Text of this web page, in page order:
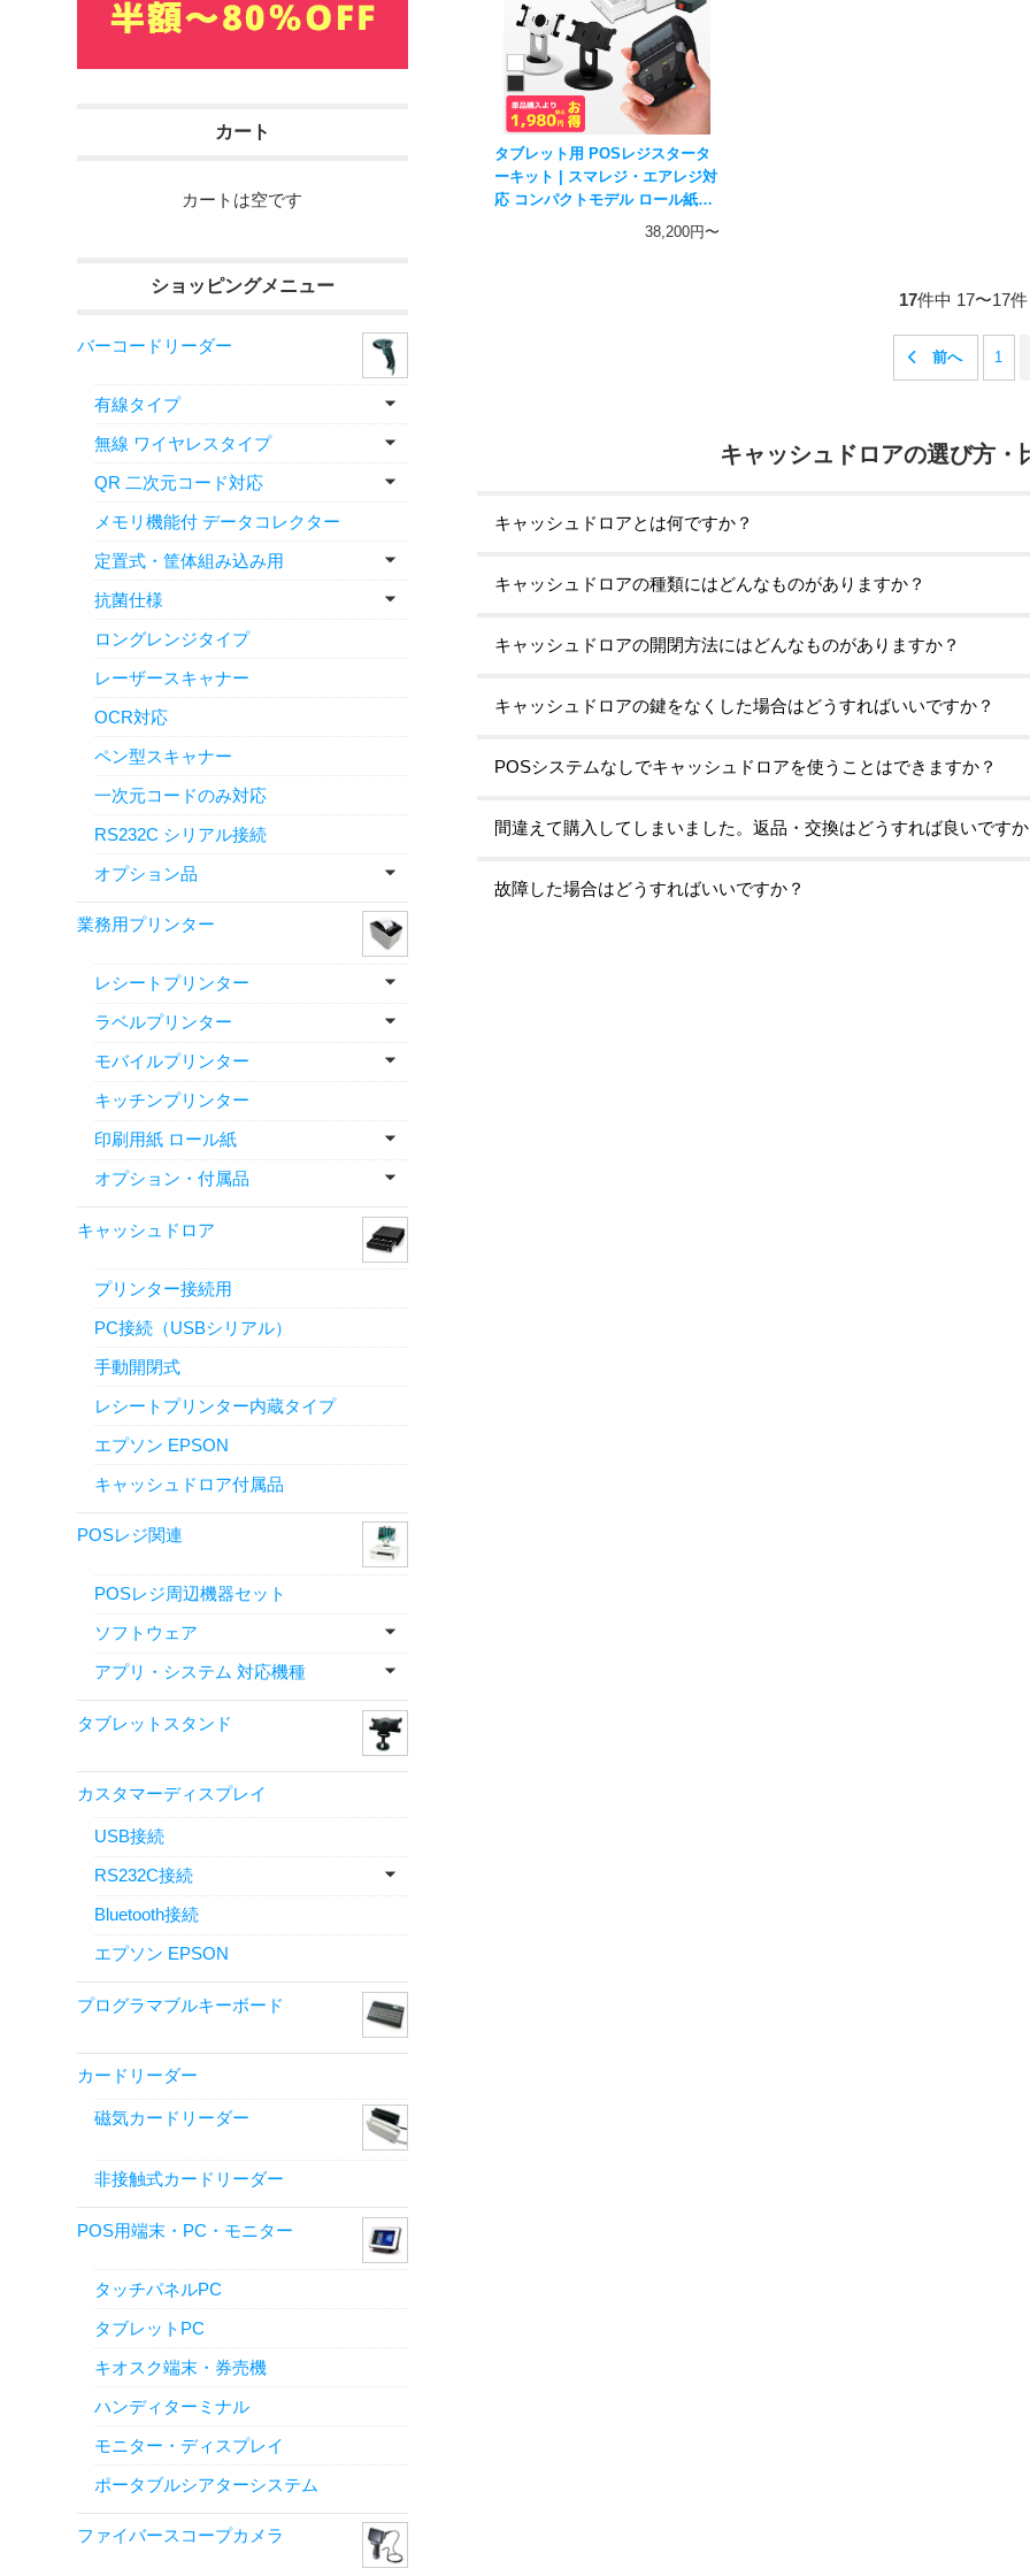
タブレット用 POSレジスタータ
ーキット | スマレジ・エアレジ対
応 コンパクトモデル ロール紙6
巻付 | MP-B20 E-A4 DKD-SW
38,200円〜
17件中 17〜17
1
キャッシュドロアの選び方・
キャッシュドロアとは何ですか？
キャッシュドロアの種類にはどんなものがありますか？
キャッシュドロアの開閉方法にはどんなものがありますか？
キャッシュドロアの鍵をなくした場合はどうすればいいですか？
POSシステムなしでキャッシュドロアを使うことはできますか？
間違えて購入してしまいました。返品・交換はどうすれば良いです
故障した場合はどうすればいいですか？
カート
カートは空です
ショッピングメニュー
バーコードリーダー
有線タイプ
無線 ワイヤレスタイプ
QR 二次元コード対応
メモリ機能付 データコレクター
定置式・筐体組み込み用
抗菌仕様
ロングレンジタイプ
レーザースキャナー
OCR対応
ペン型スキャナー
一次元コードのみ対応
RS232C シリアル接続
オプション品
業務用プリンター
レシートプリンター
ラベルプリンター
モバイルプリンター
キッチンプリンター
印刷用紙 ロール紙
オプション・付属品
キャッシュドロア
プリンター接続用
PC接続（USBシリアル）
手動開閉式
レシートプリンター内蔵タイプ
エプソン EPSON
キャッシュドロア付属品
POSレジ関連
POSレジ周辺機器セット
ソフトウェア
アプリ・システム 対応機種
タブレットスタンド
カスタマーディスプレイ
USB接続
RS232C接続
Bluetooth接続
エプソン EPSON
プログラマブルキーボード
カードリーダー
磁気カードリーダー
非接触式カードリーダー
POS用端末・PC・モニター
タッチパネルPC
タブレットPC
キオスク端末・券売機
ハンディターミナル
モニター・ディスプレイ
ポータブルシアターシステム
ファイバースコープカメラ